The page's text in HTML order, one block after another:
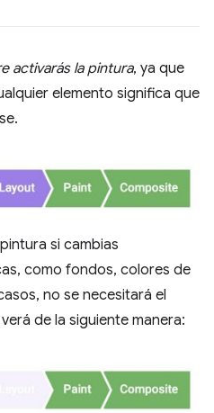
activarás la pintura, ya que
elemento significa que
si cambias
como fondos, colores de
no se necesitará el
de la siguiente manera: